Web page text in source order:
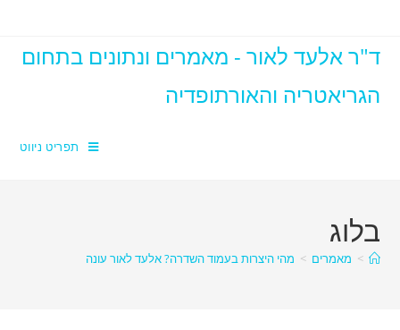
ד"ר אלעד לאור - מאמרים ונתונים בתחום
הגריאטריה והאורתופדיה
תפריט ניווט
בלוג
> מאמרים > מהי היצרות בעמוד השדרה? אלעד לאור עונה